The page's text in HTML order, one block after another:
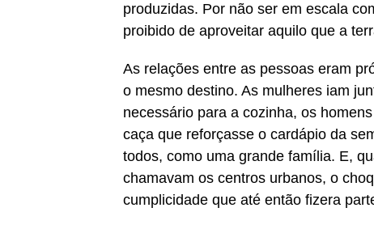
produzidas. Por não ser em escala
proibido de aproveitar aquilo que a
As relações entre as pessoas eram
o mesmo destino. As mulheres iam
necessário para a cozinha, os
caça que reforçasse o cardápio da
todos, como uma grande família. E,
chamavam os centros urbanos, o
cumplicidade que até então fizera